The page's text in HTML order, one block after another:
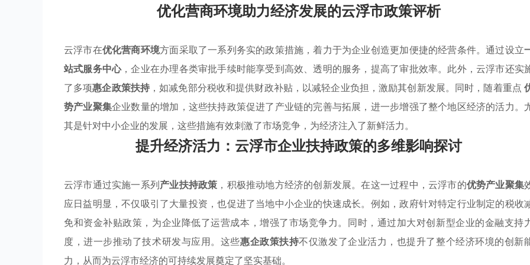
优化营商环境助力经济发展的云浮市政策评析
云浮市在优化营商环境方面采取了一系列务实的政策措施，着力于为企业创造更加便捷的经营条件。通过设立
站式服务中心，企业在办理各类审批手续时能享受到高效、透明的服务，提高了审批效率。此外，云浮市还实
了多项惠企政策扶持 ，如减免部分税收和提供财政补贴，以减轻企业负担，激励其创新发展。同时，随着重点
势产业聚集企业数量的增加，这些扶持政策促进了产业链的完善与拓展，进一步增强了整个地区经济的活力。
其是针对中小企业的发展，这些措施有效刺激了市场竞争，为经济注入了新鲜活力。
提升经济活力：云浮市企业扶持政策的多维影响探讨
云浮市通过实施一系列产业扶持政策 ，积极推动地方经济的创新发展。在这一过程中，云浮市的优势产业聚集
应日益明显，不仅吸引了大量投资，也促进了当地中小企业的快速成长。例如，政府针对特定行业制定的税收
免和资金补贴政策，为企业降低了运营成本，增强了市场竞争力。同时，通过加大对创新型企业的金融支持
度，进一步推动了技术研发与应用。这些惠企政策扶持不仅激发了企业活力，也提升了整个经济环境的创新
力，从而为云浮市经济的可持续发展奠定了坚实基础。